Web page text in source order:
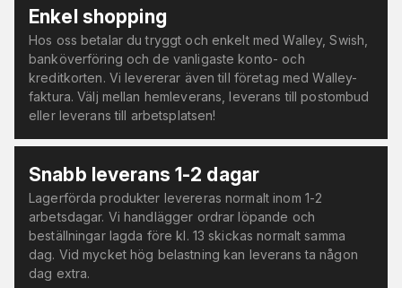
Enkel shopping
Hos oss betalar du tryggt och enkelt med Walley, Swish,
banköverföring och de vanligaste konto- och
kreditkorten. Vi levererar även till företag med Walley-
faktura. Välj mellan hemleverans, leverans till postombud
eller leverans till arbetsplatsen!
Snabb leverans 1-2 dagar
Lagerförda produkter levereras normalt inom 1-2
arbetsdagar. Vi handlägger ordrar löpande och
beställningar lagda före kl. 13 skickas normalt samma
dag. Vid mycket hög belastning kan leverans ta någon
dag extra.